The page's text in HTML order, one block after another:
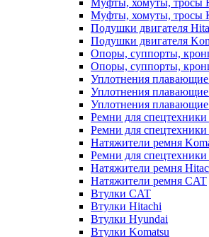
Муфты, хомуты, тросы
Муфты, хомуты, тросы
Подушки двигателя
Подушки двигателя
Опоры, суппорты,
Опоры, суппорты,
Уплотнения плавающие
Уплотнения
Уплотнения
Ремни для
Ремни для
Натяжители ремня
Ремни для спецтехники
Натяжители ремня
Натяжители ремня CAT
Втулки CAT
Втулки Hitachi
Втулки Hyundai
Втулки Komatsu